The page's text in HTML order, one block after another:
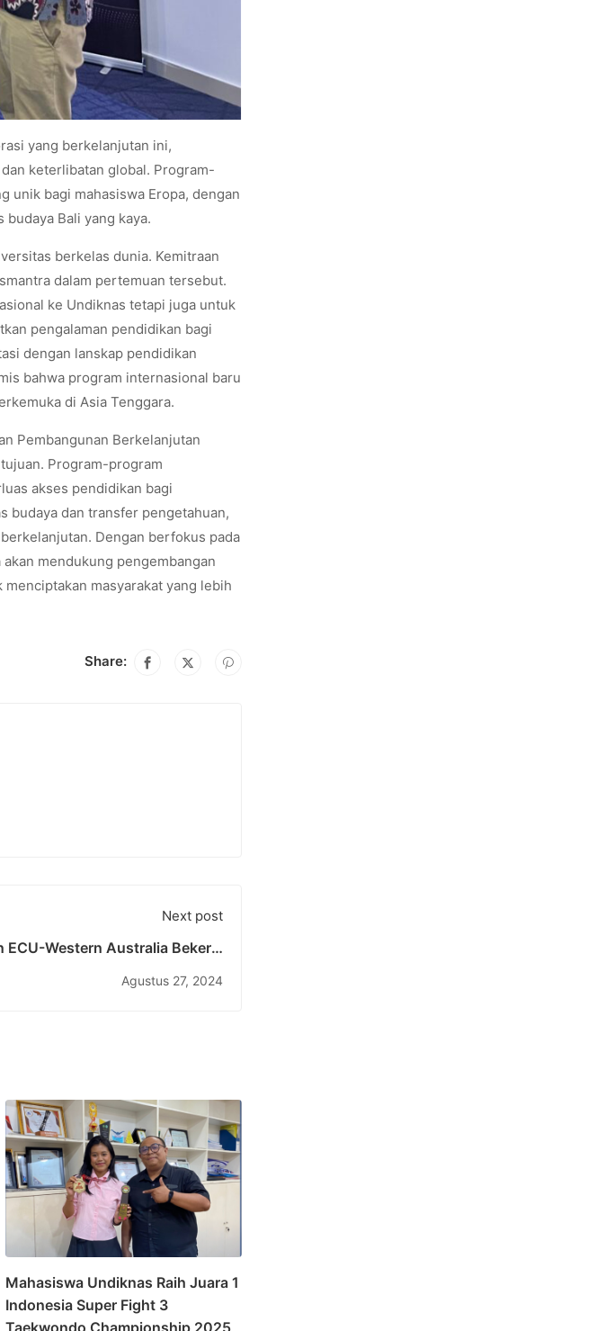
yang berkelanjutan ini,
keterlibatan global. Program-
unik bagi mahasiswa Eropa, dengan
Bali yang kaya.
berkelas dunia. Kemitraan
dalam pertemuan tersebut.
ke Undiknas tetapi juga untuk
pengalaman pendidikan bagi
dengan lanskap pendidikan
bahwa program internasional baru
di Asia Tenggara.
Pembangunan Berkelanjutan
Program-program
akses pendidikan bagi
budaya dan transfer pengetahuan,
Dengan berfokus pada
mendukung pengembangan
masyarakat yang lebih
Share:
Next post
ECU-Western Australia Bekerja
yang Berkelanjutan
Agustus 27, 2024
Mahasiswa Undiknas Raih Juara 1
Indonesia Super Fight 3